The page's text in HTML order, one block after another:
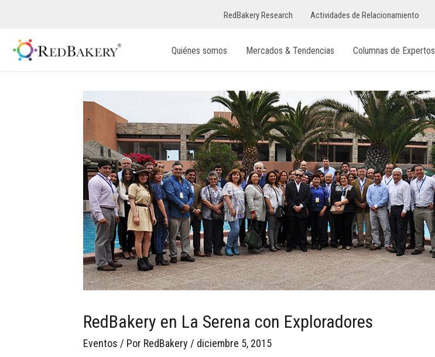
RedBakery Research Actividades de Relacionamiento
Quiénes somos Mercados & Tendencias Columnas de Expertos
RedBakery en La Serena con Exploradores
Eventos / Por RedBakery / diciembre 5, 2015